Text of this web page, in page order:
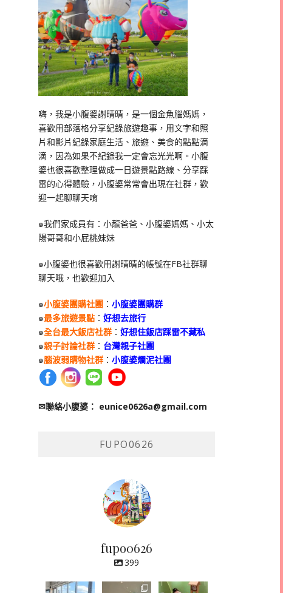
嗨，我是小腹婆謝晴晴，是一個金魚腦媽媽，
喜歡用部落格分享紀錄旅遊趣事，用文字和照
片和影片紀錄家庭生活、旅遊、美食的點點滴
滴，因為如果不紀錄我一定會忘光光啊。小腹
婆也很喜歡整理做成一日遊景點路線、分享踩
雷的心得體驗，小腹婆常常會出現在社群，歡
迎一起聊聊天唷
๑我們家成員有：小龍爸爸、小腹婆媽媽、小太
陽哥哥和小屁桃妹妹
๑小腹婆也很喜歡用謝晴晴的帳號在FB社群聊
聊天哦，也歡迎加入
๑小腹婆團購社團 ：小腹婆團購群
๑最多旅遊景點 ：好想去旅行
๑全台最大飯店社群 ：好想住飯店踩雷不藏私
๑親子討論社群 ： 台灣親子社團
๑腦波弱購物社群 ：小腹婆爛泥社團
✉聯絡小腹婆： eunice0626a@gmail.com
FUPO0626
fupo0626
399